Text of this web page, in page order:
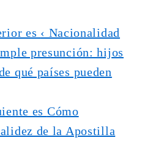
es ‹ Nacionalidad
presunción: hijos
qué países pueden
es Cómo
de la Apostilla